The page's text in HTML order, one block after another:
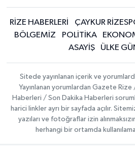
RİZE HABERLERİ ÇAYKUR
BÖLGEMİZ
POLİTİKA
ASAYİŞ
ÜLKE
Sitede yayınlanan içerik ve
Yayınlanan yorumlardan Gazete
Haberleri / Son Dakika Haberleri
harici linkler ayrı bir sayfada açılır.
yazıları ve fotoğraflar izin
herhangi bir ortamda